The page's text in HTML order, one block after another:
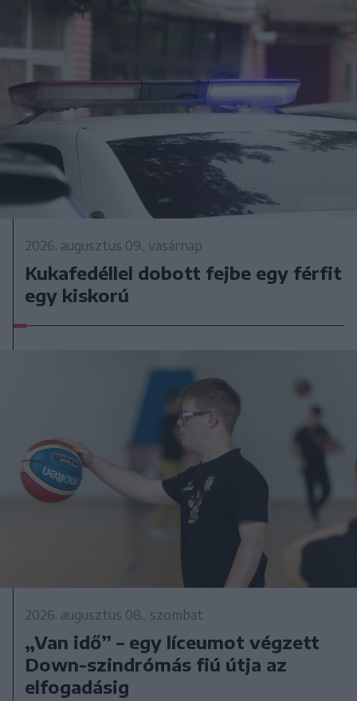
2026. augusztus 09., vasárnap
Kukafedéllel dobott fejbe egy férfit
egy kiskorú
2026. augusztus 08., szombat
„Van idő” – egy líceumot végzett
Down-szindrómás fiú útja az
elfogadásig